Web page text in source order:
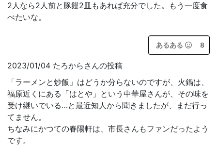
2人なら2人前と豚饅2皿もあれば充分でした。もう一度食
べたいな。
あるある 8
2023/01/04 たろからさんの投稿
「ラーメンと炒飯」はどうか分らないのですが、火鍋は、
福原近くにある「はとや」という中華屋さんが、その味を
受け継いでいる…と最近知人から聞きましたが、まだ行っ
てません。
ちなみにかつての春陽軒は、市長さんもファンだったよう
です。